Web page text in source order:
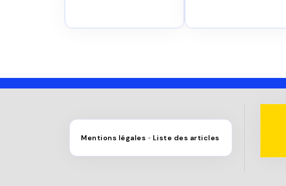
Mentions légales - Liste des articles